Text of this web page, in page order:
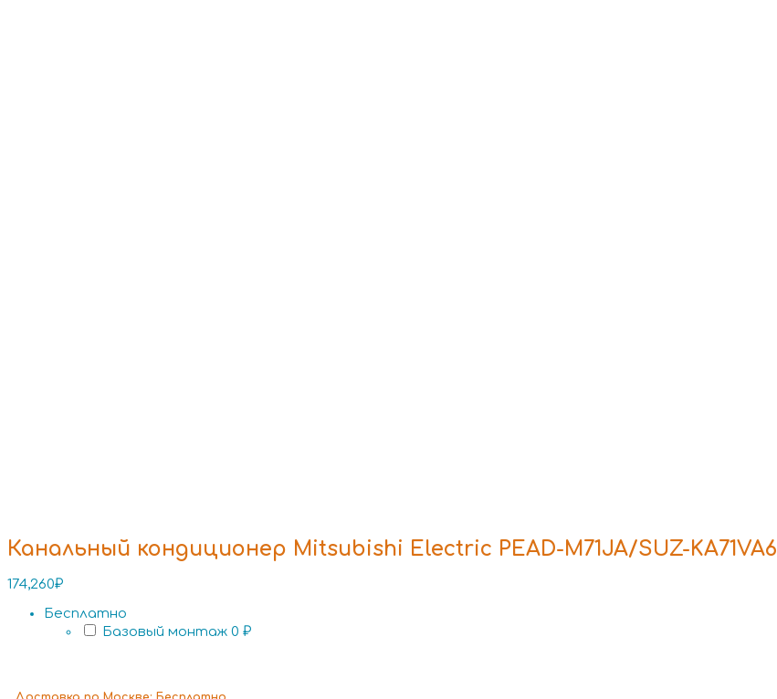
Канальный кондиционер Mitsubishi Electric PEAD-M71JA/SUZ-KA71VA6
174,260₽
Бесплатно
Базовый монтаж 0 ₽